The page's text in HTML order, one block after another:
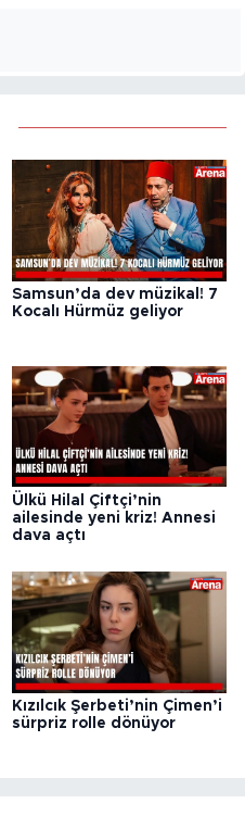
Samsun’da dev müzikal! 7
Kocalı Hürmüz geliyor
Ülkü Hilal Çiftçi’nin
ailesinde yeni kriz! Annesi
dava açtı
Kızılcık Şerbeti’nin Çimen’i
sürpriz rolle dönüyor